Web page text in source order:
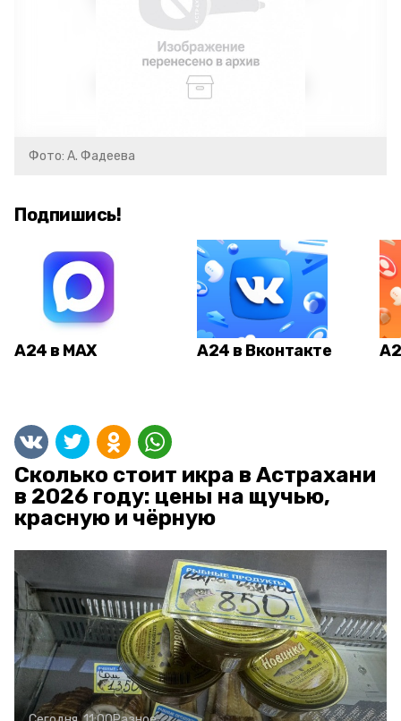
Фото: А. Фадеева
Подпишись!
А24 в MAX А24 в Вконтакте
Сколько стоит икра в Астрахани
в 2026 году: цены на щучью,
красную и чёрную